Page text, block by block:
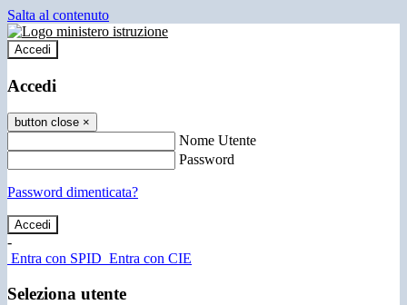
Salta al contenuto
Accedi
Accedi
button close ×
Nome Utente
Password
Password dimenticata?
-
Entra con SPID Entra con CIE
Seleziona utente